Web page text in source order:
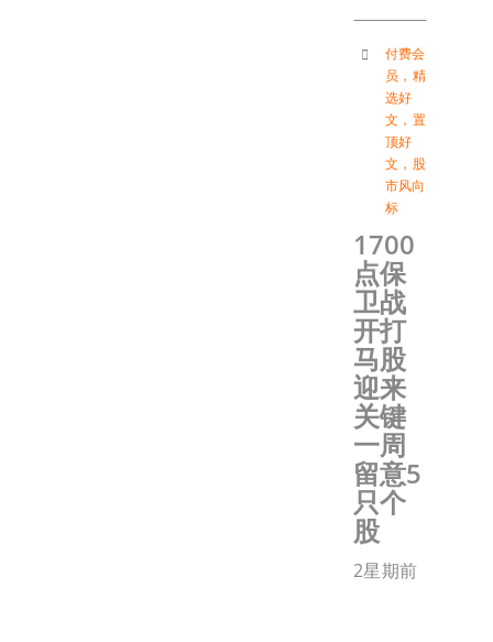
付费会
员 ， 精
选好
文 ， 置
顶好
文 ， 股
市风向
标
1700
点保
卫战
开打
马股
迎来
关键
一周
留意5
只个
股
2星期前